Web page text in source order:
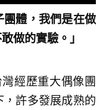
團體，我們是在做
做的實驗。」
經歷重大偶像團
許多發展成熟的